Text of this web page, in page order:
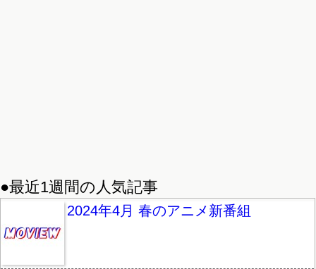
●最近1週間の人気記事
2024年4月 春のアニメ新番組